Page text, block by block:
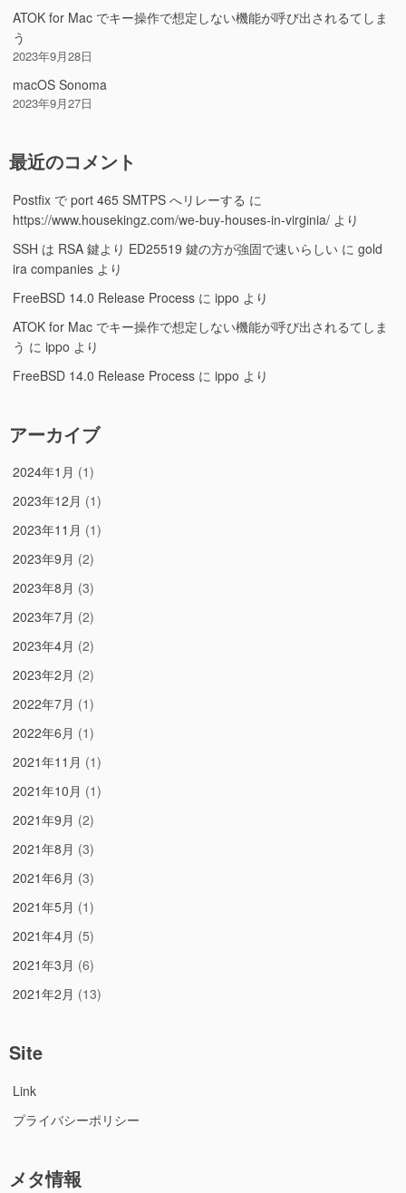
ATOK for Mac でキー操作で想定しない機能が呼び出されるてしま
う
2023年9月28日
macOS Sonoma
2023年9月27日
最近のコメント
Postfix で port 465 SMTPS へリレーする に
https://www.housekingz.com/we-buy-houses-in-virginia/ より
SSH は RSA 鍵より ED25519 鍵の方が強固で速いらしい に gold
ira companies より
FreeBSD 14.0 Release Process に ippo より
ATOK for Mac でキー操作で想定しない機能が呼び出されるてしま
う に ippo より
FreeBSD 14.0 Release Process に ippo より
アーカイブ
2024年1月 (1)
2023年12月 (1)
2023年11月 (1)
2023年9月 (2)
2023年8月 (3)
2023年7月 (2)
2023年4月 (2)
2023年2月 (2)
2022年7月 (1)
2022年6月 (1)
2021年11月 (1)
2021年10月 (1)
2021年9月 (2)
2021年8月 (3)
2021年6月 (3)
2021年5月 (1)
2021年4月 (5)
2021年3月 (6)
2021年2月 (13)
Site
Link
プライバシーポリシー
メタ情報